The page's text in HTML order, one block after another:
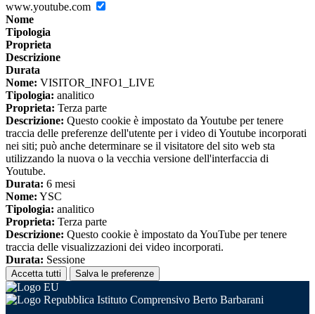
www.youtube.com
Nome
Tipologia
Proprieta
Descrizione
Durata
Nome: VISITOR_INFO1_LIVE
Tipologia: analitico
Proprieta: Terza parte
Descrizione: Questo cookie è impostato da Youtube per tenere
traccia delle preferenze dell'utente per i video di Youtube incorporati
nei siti; può anche determinare se il visitatore del sito web sta
utilizzando la nuova o la vecchia versione dell'interfaccia di
Youtube.
Durata: 6 mesi
Nome: YSC
Tipologia: analitico
Proprieta: Terza parte
Descrizione: Questo cookie è impostato da YouTube per tenere
traccia delle visualizzazioni dei video incorporati.
Durata: Sessione
Accetta tutti Salva le preferenze
Istituto Comprensivo Berto Barbarani